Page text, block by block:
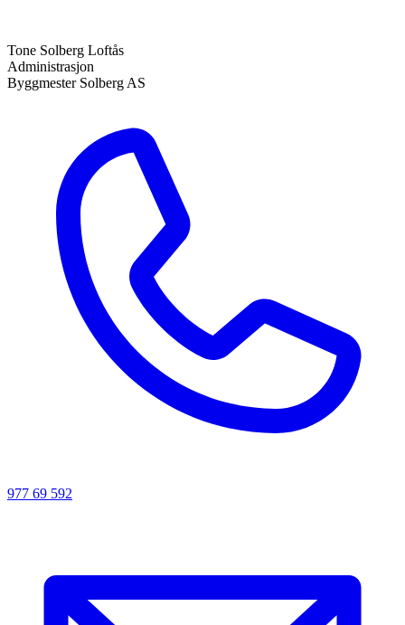
Tone Solberg Loftås
Administrasjon
Byggmester Solberg AS
977 69 592